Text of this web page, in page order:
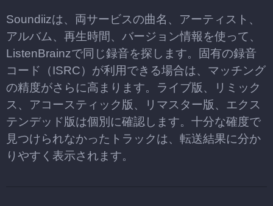
Soundiizは、両サービスの曲名、アーティスト、
アルバム、再生時間、バージョン情報を使って、
ListenBrainzで同じ録音を探します。固有の録音
コード（ISRC）が利用できる場合は、マッチング
の精度がさらに高まります。ライブ版、リミック
ス、アコースティック版、リマスター版、エクス
テンデッド版は個別に確認します。十分な確度で
見つけられなかったトラックは、転送結果に分か
りやすく表示されます。